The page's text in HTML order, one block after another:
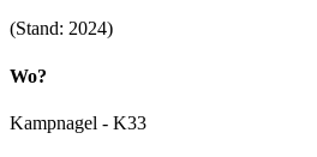
(Stand: 2024)
Wo?
Kampnagel - K33